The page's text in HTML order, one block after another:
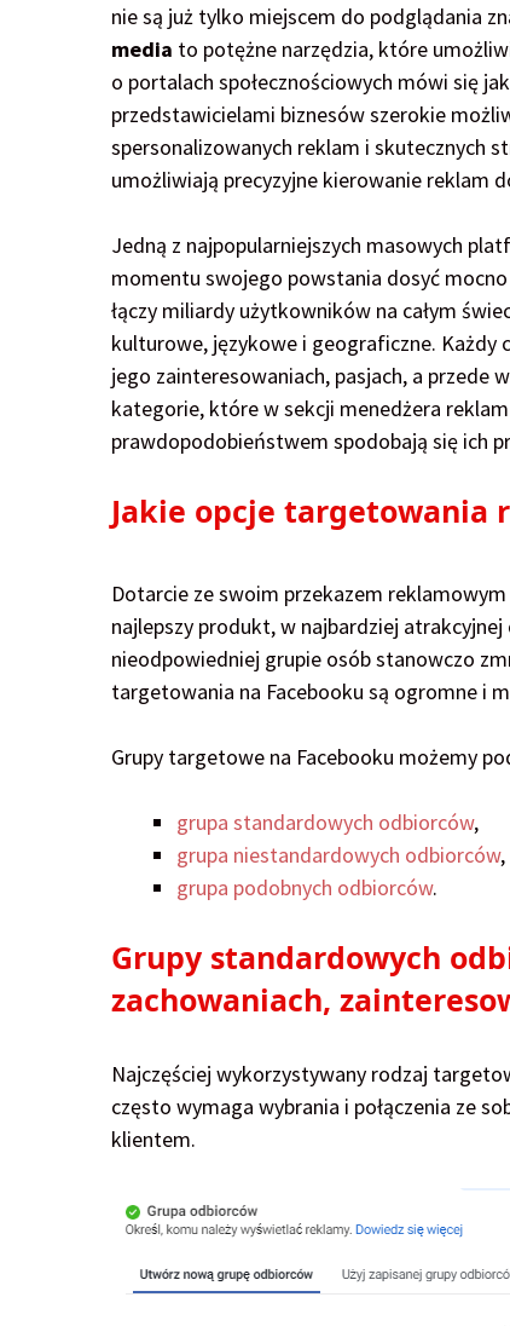
nie są już tylko miejscem do podglądania
media to potężne narzędzia, które
o portalach społecznościowych mówi się
przedstawicielami biznesów szerokie
spersonalizowanych reklam i skutecznych
umożliwiają precyzyjne kierowanie reklam
Jedną z najpopularniejszych masowych
momentu swojego powstania dosyć
łączy miliardy użytkowników na całym
kulturowe, językowe i geograficzne. Każdy
jego zainteresowaniach, pasjach, a przede
kategorie, które w sekcji menedżera
prawdopodobieństwem spodobają się ich
Jakie opcje targetowania
Dotarcie ze swoim przekazem
najlepszy produkt, w najbardziej
nieodpowiedniej grupie osób stanowczo
targetowania na Facebooku są ogromne i
Grupy targetowe na Facebooku możemy
grupa standardowych odbiorców,
grupa niestandardowych odbiorców,
grupa podobnych odbiorców.
Grupy standardowych
zachowaniach,
Najczęściej wykorzystywany rodzaj
często wymaga wybrania i połączenia ze
klientem.